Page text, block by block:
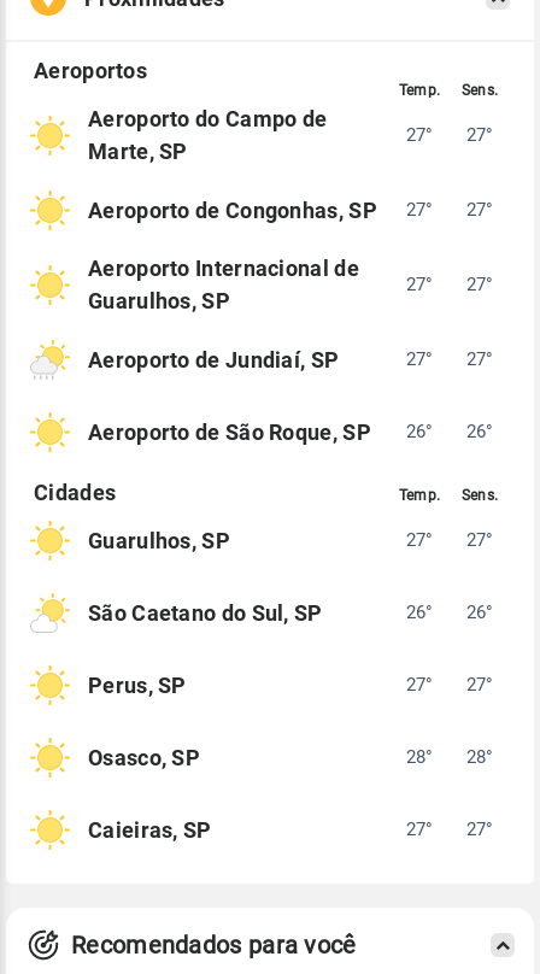
Aeroporto do Campo de
Marte, SP
27° 27°
Aeroporto de Congonhas, SP 27° 27°
Aeroporto Internacional de
Guarulhos, SP
27° 27°
Aeroporto de Jundiaí, SP 27° 27°
Aeroporto de São Roque, SP 26° 26°
Guarulhos, SP 27° 27°
São Caetano do Sul, SP 26° 26°
Perus, SP 27° 27°
Osasco, SP 28° 28°
Caieiras, SP 27° 27°
Recomendados para você